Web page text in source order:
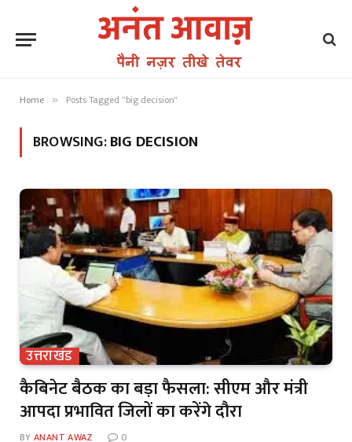
Home » Posts Tagged "big decision"
BROWSING:BIG DECISION
उत्तराखंड
कैबिनेट बैठक का बड़ा फैसला: सीएम और मंत्री
आपदा प्रभावित जिलों का करेंगे दौरा
BY ANANT AWAZ 0